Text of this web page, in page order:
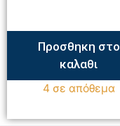
Προσθηκη στο
καλαθι
4 σε απόθεμα